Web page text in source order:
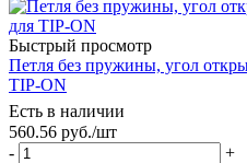
Быстрый просмотр
Петля без пружины, угол
TIP-ON
Есть в наличии
560.56 руб./шт
-
+